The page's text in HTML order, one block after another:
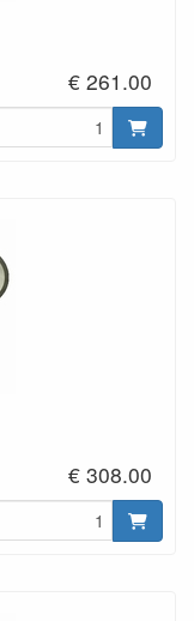
€ 261.00
€ 308.00